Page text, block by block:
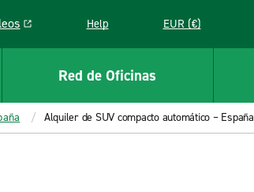
in a new window
Help EUR (€)
Red de Oficinas
Alquiler de SUV compacto automático – España